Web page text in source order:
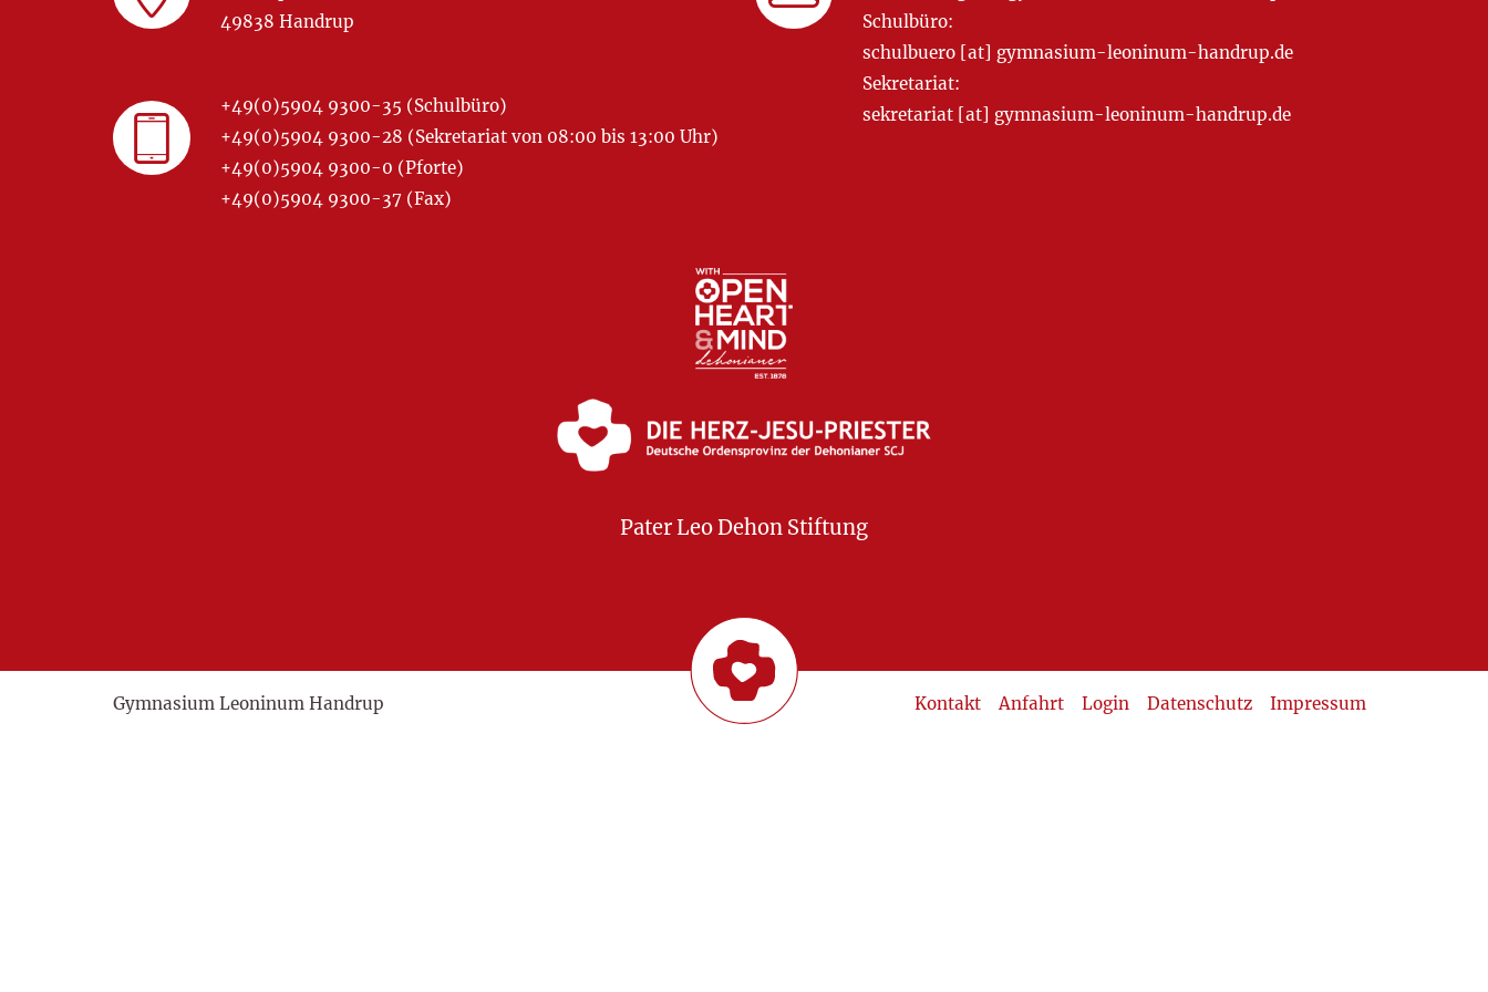
49838 Handrup
+49(0)5904 9300-35 (Schulbüro)
+49(0)5904 9300-28 (Sekretariat von 08:00 bis 13:00 Uhr)
+49(0)5904 9300-0 (Pforte)
+49(0)5904 9300-37 (Fax)
Schulbüro:
schulbuero [at] gymnasium-leoninum-handrup.de
Sekretariat:
sekretariat [at] gymnasium-leoninum-handrup.de
Pater Leo Dehon Stiftung
Kontakt Anfahrt Login Datenschutz Impressum
Gymnasium Leoninum Handrup